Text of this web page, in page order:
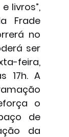
livros”,
Frade
no
ser
feira,
17h. A
o
de
da